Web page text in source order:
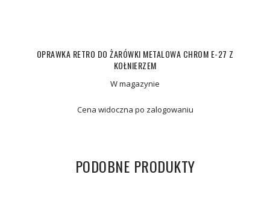
OPRAWKA RETRO DO ŻARÓWKI METALOWA CHROM E-27 Z
KOŁNIERZEM
W magazynie
Cena widoczna po zalogowaniu
PODOBNE PRODUKTY